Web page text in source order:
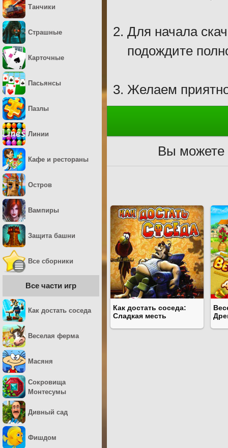
Для начала
подождите
Желаем
Вы можете
Как достать соседа:
Сладкая месть
Танчики
Страшные
Карточные
Пасьянсы
Пазлы
Линии
Кафе и рестораны
Остров
Вампиры
Защита башни
Все сборники
Все части игр
Как достать соседа
Веселая ферма
Масяня
Сокровища
Монтесумы
Дивный сад
Фишдом